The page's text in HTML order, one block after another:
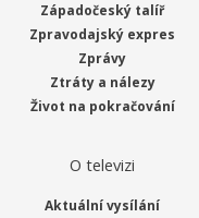
Západočeský talíř
Zpravodajský expres
Zprávy
Ztráty a nálezy
Život na pokračování
O televizi
Aktuální vysílání